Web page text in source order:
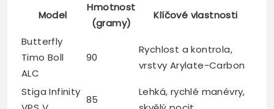
Model
Hmotnost
(gramy)
Klíčové vlastnosti
Butterfly
Timo Boll
ALC
90
Rychlost a kontrola,
vrstvy Arylate-Carbon
Stiga Infinity
85
Lehká, rychlé manévry,